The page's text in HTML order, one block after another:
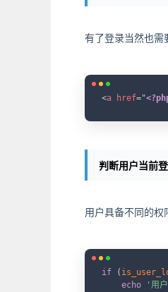
有了登录当然也需
<a href="
判断用户当前
用户具备不同的权
if (
echo
'用